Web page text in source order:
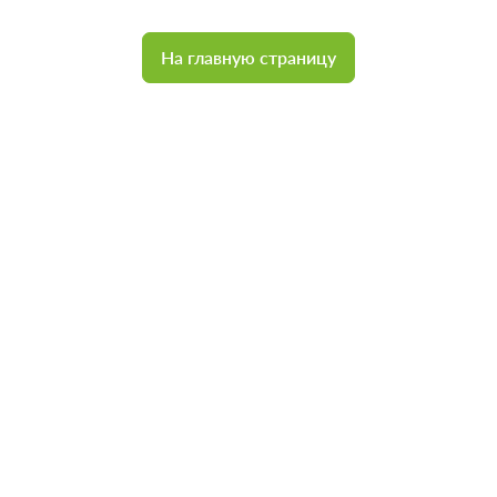
На главную страницу